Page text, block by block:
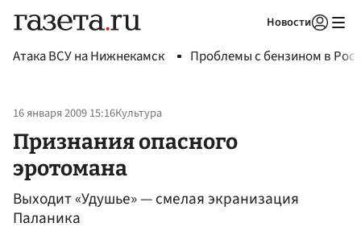
Новости
Атака ВСУ на Нижнекамск Проблемы с бензином в
16 января 2009 15:16Культура
Признания опасного
эротомана
Выходит «Удушье» — смелая экранизация
Паланика